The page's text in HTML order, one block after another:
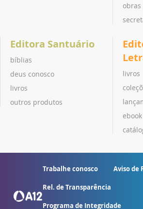
Editora Santuário
bíblias
deus conosco
livros
outros produtos
livros
ebook
Trabalhe conosco Aviso de
Rel. de Transparência
Programa de Integridade